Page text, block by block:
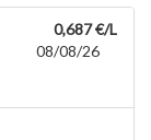
0,687 €/L
08/08/26